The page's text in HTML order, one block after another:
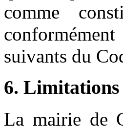
comme
suivants du
6. Limitations
La mairie de